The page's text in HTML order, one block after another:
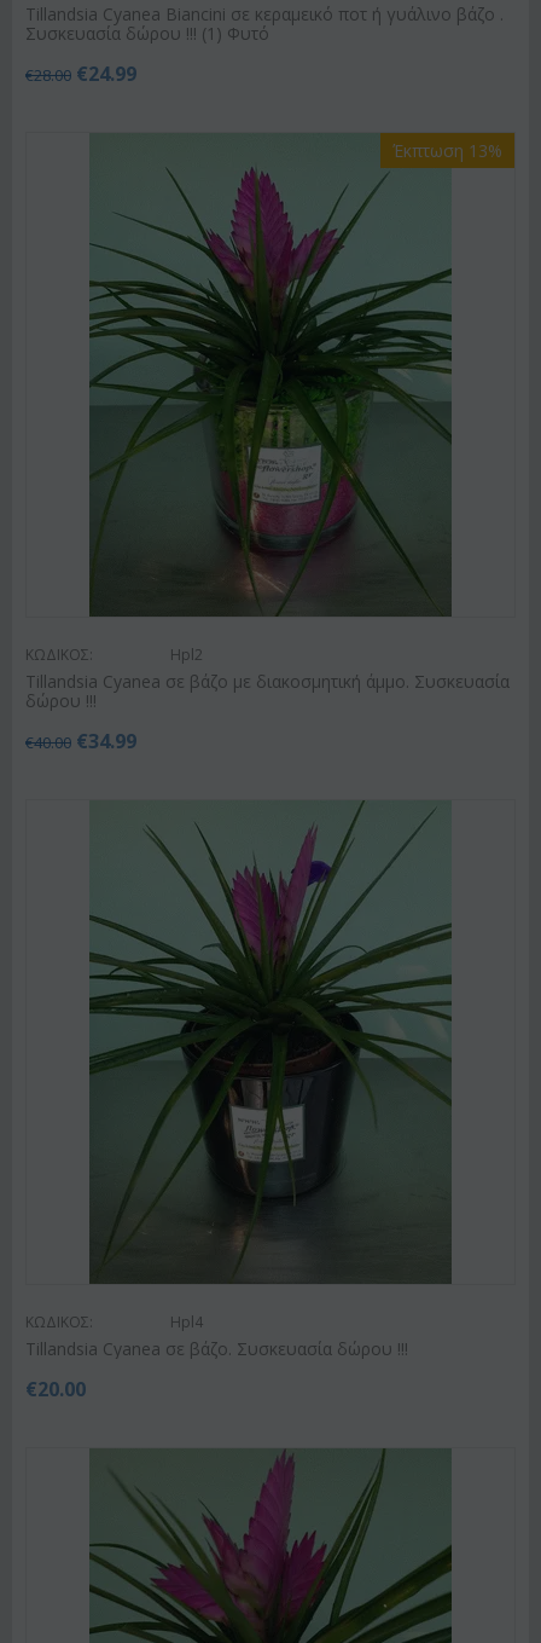
Tillandsia Cyanea Biancini σε κεραμεικό ποτ ή γυάλινο βάζο .
Συσκευασία δώρου !!! (1) Φυτό
€28.00 €24.99
Έκπτωση 13%
ΚΩΔΙΚΟΣ: Hpl2
Tillandsia Cyanea σε βάζο με διακοσμητική άμμο. Συσκευασία
δώρου !!!
€40.00 €34.99
ΚΩΔΙΚΟΣ: Hpl4
Tillandsia Cyanea σε βάζο. Συσκευασία δώρου !!!
€20.00